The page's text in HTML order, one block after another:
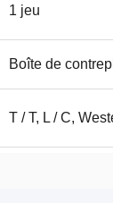
1 jeu
Boîte de
T / T, L / C,